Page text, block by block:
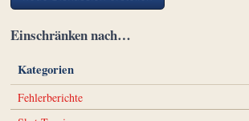
Einschränken nach…
Kategorien
Fehlerberichte